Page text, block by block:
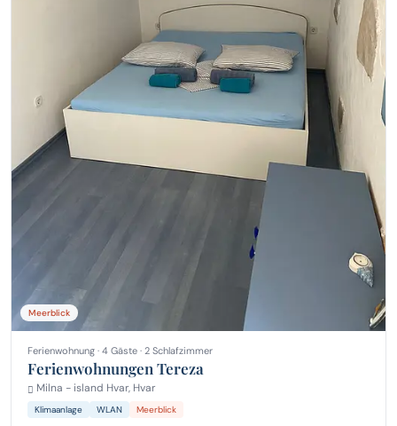
Meerblick
Ferienwohnung · 4 Gäste · 2 Schlafzimmer
Ferienwohnungen Tereza
Milna - island Hvar, Hvar
Klimaanlage WLAN Meerblick